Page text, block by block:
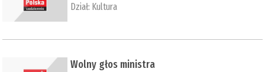
Dział: Kultura
Wolny głos ministra